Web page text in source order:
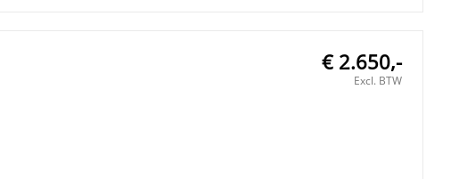
€ 2.650,-
Excl. BTW